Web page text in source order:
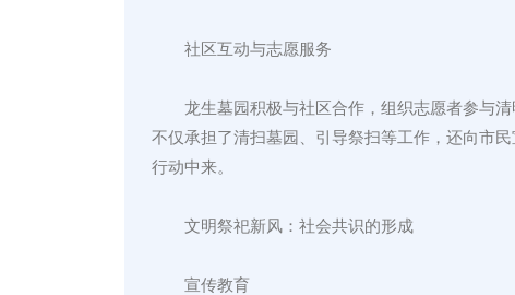
社区互动与志愿服务
龙生墓园积极与社区合作，组织志愿者参与
不仅承担了清扫墓园、引导祭扫等工作，还向市
行动中来。
文明祭祀新风：社会共识的形成
宣传教育